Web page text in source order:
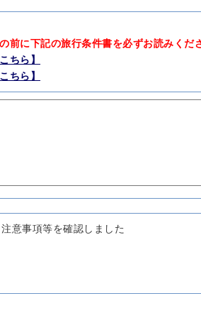
前に下記の旅行条件書を必ずお読みくだ
ちら】
ちら】
注意事項等を確認しました